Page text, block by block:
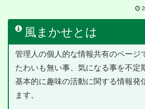
風まかせとは
管理人の個人的な情報共有のページ
たわいも無い事、気になる事を不定
基本的に趣味の活動に関する情報発
ます。